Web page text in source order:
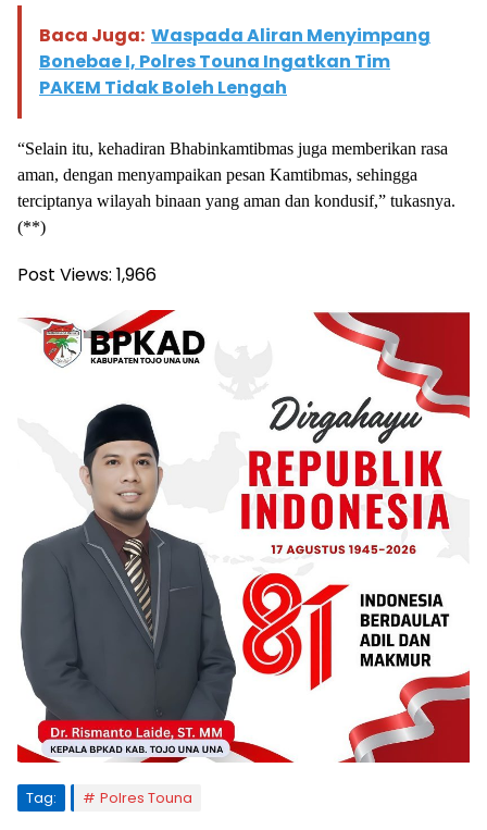
Baca Juga: Waspada Aliran Menyimpang
Bonebae I, Polres Touna Ingatkan Tim
PAKEM Tidak Boleh Lengah
“Selain itu, kehadiran Bhabinkamtibmas juga memberikan rasa
aman, dengan menyampaikan pesan Kamtibmas, sehingga
terciptanya wilayah binaan yang aman dan kondusif,” tukasnya.
(**)
Post Views: 1,966
Tag: Polres Touna